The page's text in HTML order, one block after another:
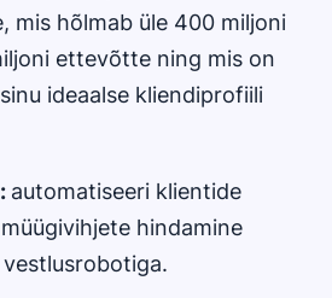
mis hõlmab üle 400 miljoni
ettevõtte ning mis on
ideaalse kliendiprofiili
: automatiseeri klientide
hindamine